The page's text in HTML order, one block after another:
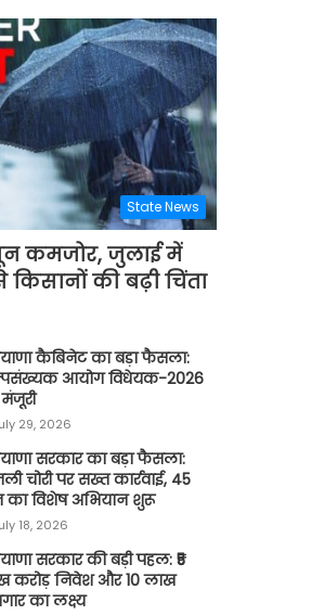
State News
कमजोर, जुलाई में
की बढ़ी चिंता
कैबिनेट का बड़ा फैसला:
आयोग विधेयक-2026
29, 2026
सरकार का बड़ा फैसला:
चोरी पर सख्त कार्रवाई, 45
का विशेष अभियान शुरू
18, 2026
सरकार की बड़ी पहल: ₹5
करोड़ निवेश और 10 लाख
का लक्ष्य